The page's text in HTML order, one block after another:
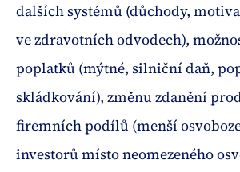
dalších systémů (důchody,
ve zdravotních odvodech),
poplatků (mýtné, silniční daň,
skládkování), změnu zdanění
firemních podílů (menší
investorů místo neomezeného